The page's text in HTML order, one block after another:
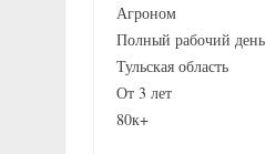
Агроном
Полный рабочий день
Тульская область
От 3 лет
80к+